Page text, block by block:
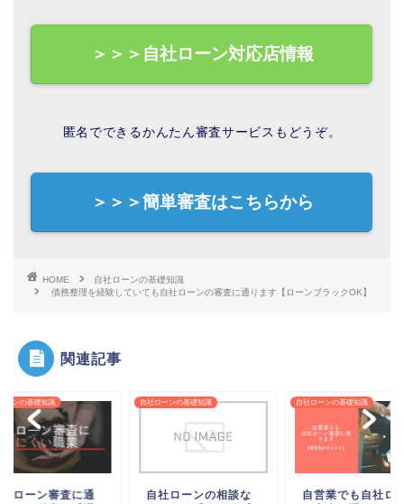
＞＞＞自社ローン対応店情報
匿名でできるかんたん審査サービスもどうぞ。
＞＞＞簡単審査はこちらから
HOME
自社ローンの基礎知識
債務整理を経験していても自社ローンの審査に通ります【ローンブラックOK】
関連記事
ーンの基礎知識
ローン審査に通
自社ローンの基礎知識
自社ローンの相談な
自社ローンの基礎知識
自営業でも自社ロ